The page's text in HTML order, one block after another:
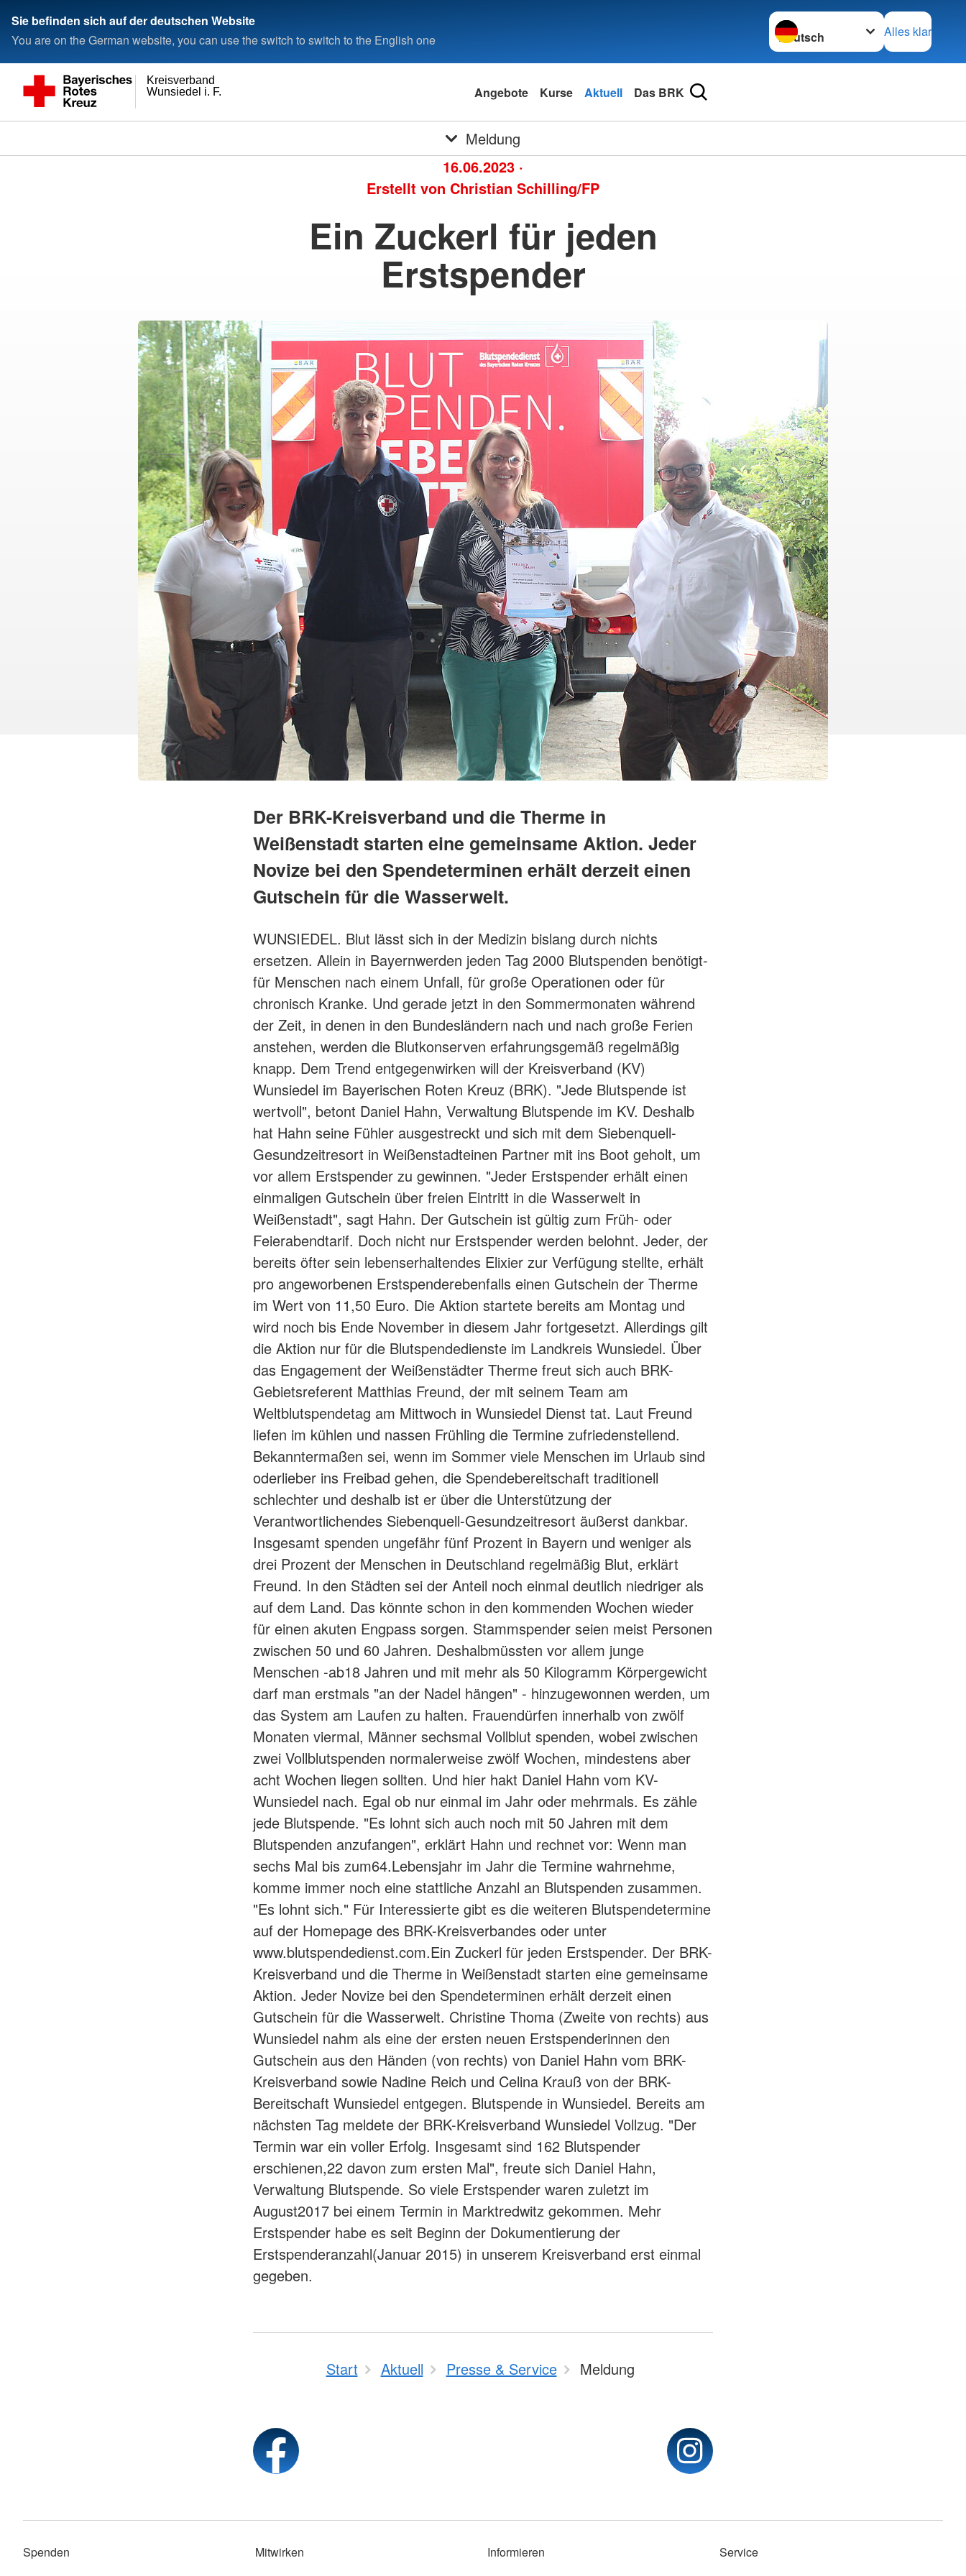
Sie befinden sich auf der deutschen Website
You are on the German website, you can use the switch to switch to the English one
Sprache wechseln zu
Alles klar
Wunsiedel i. F.
Kreisverband
Angebote Kurse Aktuell Das BRK
Meldung
16.06.2023 ·
Erstellt von Christian Schilling/FP
Ein Zuckerl für jeden
Erstspender
Der BRK-Kreisverband und die Therme in
Weißenstadt starten eine gemeinsame Aktion. Jeder
Novize bei den Spendeterminen erhält derzeit einen
Gutschein für die Wasserwelt.
WUNSIEDEL. Blut lässt sich in der Medizin bislang durch nichts
ersetzen. Allein in Bayernwerden jeden Tag 2000 Blutspenden benötigt-
für Menschen nach einem Unfall, für große Operationen oder für
chronisch Kranke. Und gerade jetzt in den Sommermonaten während
der Zeit, in denen in den Bundesländern nach und nach große Ferien
anstehen, werden die Blutkonserven erfahrungsgemäß regelmäßig
knapp. Dem Trend entgegenwirken will der Kreisverband (KV)
Wunsiedel im Bayerischen Roten Kreuz (BRK). "Jede Blutspende ist
wertvoll", betont Daniel Hahn, Verwaltung Blutspende im KV. Deshalb
hat Hahn seine Fühler ausgestreckt und sich mit dem Siebenquell-
Gesundzeitresort in Weißenstadteinen Partner mit ins Boot geholt, um
vor allem Erstspender zu gewinnen. "Jeder Erstspender erhält einen
einmaligen Gutschein über freien Eintritt in die Wasserwelt in
Weißenstadt", sagt Hahn. Der Gutschein ist gültig zum Früh- oder
Feierabendtarif. Doch nicht nur Erstspender werden belohnt. Jeder, der
bereits öfter sein lebenserhaltendes Elixier zur Verfügung stellte, erhält
pro angeworbenen Erstspenderebenfalls einen Gutschein der Therme
im Wert von 11,50 Euro. Die Aktion startete bereits am Montag und
wird noch bis Ende November in diesem Jahr fortgesetzt. Allerdings gilt
die Aktion nur für die Blutspendedienste im Landkreis Wunsiedel. Über
das Engagement der Weißenstädter Therme freut sich auch BRK-
Gebietsreferent Matthias Freund, der mit seinem Team am
Weltblutspendetag am Mittwoch in Wunsiedel Dienst tat. Laut Freund
liefen im kühlen und nassen Frühling die Termine zufriedenstellend.
Bekanntermaßen sei, wenn im Sommer viele Menschen im Urlaub sind
oderlieber ins Freibad gehen, die Spendebereitschaft traditionell
schlechter und deshalb ist er über die Unterstützung der
Verantwortlichendes Siebenquell-Gesundzeitresort äußerst dankbar.
Insgesamt spenden ungefähr fünf Prozent in Bayern und weniger als
drei Prozent der Menschen in Deutschland regelmäßig Blut, erklärt
Freund. In den Städten sei der Anteil noch einmal deutlich niedriger als
auf dem Land. Das könnte schon in den kommenden Wochen wieder
für einen akuten Engpass sorgen. Stammspender seien meist Personen
zwischen 50 und 60 Jahren. Deshalbmüssten vor allem junge
Menschen -ab18 Jahren und mit mehr als 50 Kilogramm Körpergewicht
darf man erstmals "an der Nadel hängen" - hinzugewonnen werden, um
das System am Laufen zu halten. Frauendürfen innerhalb von zwölf
Monaten viermal, Männer sechsmal Vollblut spenden, wobei zwischen
zwei Vollblutspenden normalerweise zwölf Wochen, mindestens aber
acht Wochen liegen sollten. Und hier hakt Daniel Hahn vom KV-
Wunsiedel nach. Egal ob nur einmal im Jahr oder mehrmals. Es zähle
jede Blutspende. "Es lohnt sich auch noch mit 50 Jahren mit dem
Blutspenden anzufangen", erklärt Hahn und rechnet vor: Wenn man
sechs Mal bis zum64.Lebensjahr im Jahr die Termine wahrnehme,
komme immer noch eine stattliche Anzahl an Blutspenden zusammen.
"Es lohnt sich." Für Interessierte gibt es die weiteren Blutspendetermine
auf der Homepage des BRK-Kreisverbandes oder unter
www.blutspendedienst.com.Ein Zuckerl für jeden Erstspender. Der BRK-
Kreisverband und die Therme in Weißenstadt starten eine gemeinsame
Aktion. Jeder Novize bei den Spendeterminen erhält derzeit einen
Gutschein für die Wasserwelt. Christine Thoma (Zweite von rechts) aus
Wunsiedel nahm als eine der ersten neuen Erstspenderinnen den
Gutschein aus den Händen (von rechts) von Daniel Hahn vom BRK-
Kreisverband sowie Nadine Reich und Celina Krauß von der BRK-
Bereitschaft Wunsiedel entgegen. Blutspende in Wunsiedel. Bereits am
nächsten Tag meldete der BRK-Kreisverband Wunsiedel Vollzug. "Der
Termin war ein voller Erfolg. Insgesamt sind 162 Blutspender
erschienen,22 davon zum ersten Mal", freute sich Daniel Hahn,
Verwaltung Blutspende. So viele Erstspender waren zuletzt im
August2017 bei einem Termin in Marktredwitz gekommen. Mehr
Erstspender habe es seit Beginn der Dokumentierung der
Erstspenderanzahl(Januar 2015) in unserem Kreisverband erst einmal
gegeben.
Start Aktuell Presse & Service Meldung
Spenden
Mitwirken
Informieren
Service